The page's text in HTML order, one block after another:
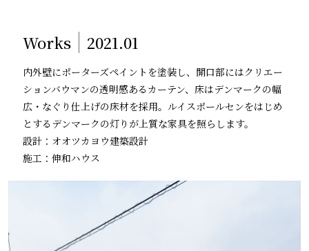
Works 2021.01
内外壁にポーターズペイントを塗装し、開口部にはクリエー
ションバウマンの透明感あるカーテン、床はデンマークの幅
広・なぐり仕上げの床材を採用。ルイスポールセンをはじめ
とするデンマークの灯りが上質な家具を照らします。
設計：オオツカヨウ建築設計
施工：伸和ハウス